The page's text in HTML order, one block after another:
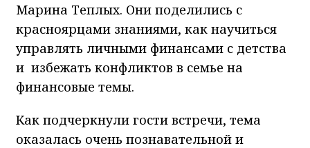
Марина Теплых. Они поделились с
красноярцами знаниями, как научиться
управлять личными финансами с детства
и избежать конфликтов в семье на
финансовые темы.
Как подчеркнули гости встречи, тема
оказалась очень познавательной и